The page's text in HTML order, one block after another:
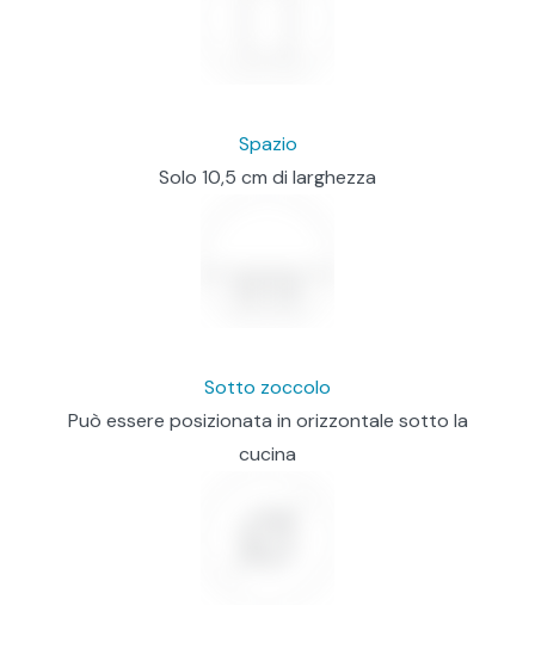
Spazio
Solo 10,5 cm di larghezza
Sotto zoccolo
Può essere posizionata in orizzontale sotto la
cucina